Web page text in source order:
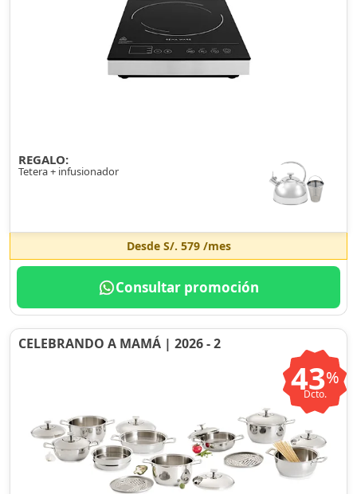
REGALO:
Tetera + infusionador
Desde S/. 579/mes
Consultar promoción
CELEBRANDO A MAMÁ | 2026 - 2
43%
Dcto.